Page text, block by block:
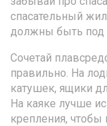
спасательный
должны быть под
Сочетай
правильно. На
катушек, ящики
На каяке лучше
крепления, чтобы